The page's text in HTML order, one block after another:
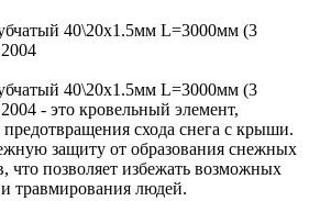
40\20х1.5мм L=3000мм (3
40\20х1.5мм L=3000мм (3
- это кровельный элемент,
схода снега с крыши.
защиту от образования снежных
что позволяет избежать возможных
травмирования людей.